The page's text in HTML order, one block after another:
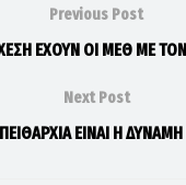
Previous Post
ΕΧΟΥΝ ΟΙ ΜΕΘ ΜΕ
Next Post
ΕΙΝΑΙ Η